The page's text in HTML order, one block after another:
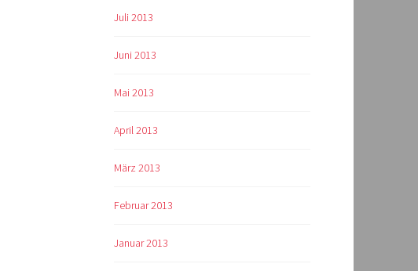
Juli 2013
Juni 2013
Mai 2013
April 2013
März 2013
Februar 2013
Januar 2013